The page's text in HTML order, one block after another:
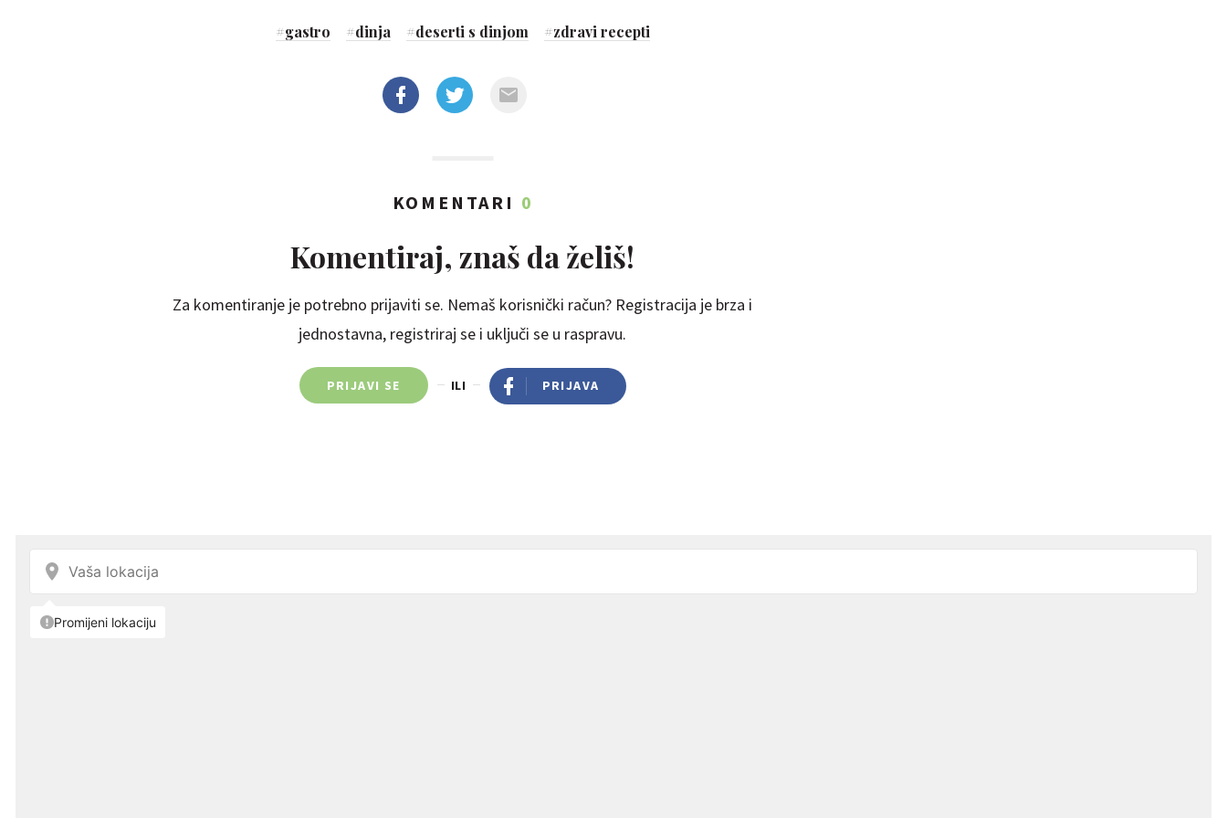
#gastro #dinja #deserti s dinjom #zdravi recepti
KOMENTARI 0
Komentiraj, znaš da želiš!
Za komentiranje je potrebno prijaviti se. Nemaš korisnički račun? Registracija je brza i
jednostavna, registriraj se i uključi se u raspravu.
PRIJAVI SE ILI PRIJAVA